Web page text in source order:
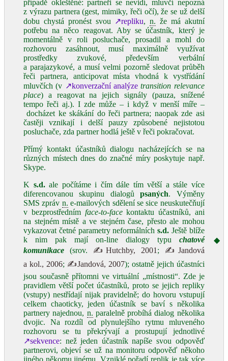
případě okleštěné: partneři se nevidí, mluvčí nepozná
z výrazu partnera (gest, mimiky, řeči očí), že se už delší
dobu chystá pronést svou ↗repliku,n. že má akutní
potřebu na něco reagovat. Aby se účastník, který je
momentálně v roli posluchače, prosadil a mohl do
rozhovoru zasáhnout, musí maximálně využívat
prostředky zvukové, především verbální
a parajazykové, a musí velmi pozorně sledovat průběh
řeči partnera, anticipovat místa vhodná k vystřídání
mluvčích (v ↗konverzační analýze transition relevance
place) a reagovat na jejich signály (pauza, snížené
tempo řeči aj.). I zde může – i když v menší míře –
docházet ke skákání do řeči partnera; naopak zde asi
častěji vznikají i delší pauzy způsobené nejistotou
posluchače, zda partner hodlá ještě v řeči pokračovat.
Přímý kontakt účastníků dialogu nacházejících se na
různých místech dnes do značné míry poskytuje např.
Skype.
K s.d.ale počítáme i čím dále tím větší a stále více
diferencovanou skupinu dialogůpsaných. Výměny
SMS zpráv n. e-mailových sdělení se sice neuskutečňují
v bezprostředním face-to-facekontaktu účastníků, ani
na stejném místě a ve stejném čase, přesto ale mohou
vykazovat četné parametry neformálníchs.d. Ještě blíže
k nim pak mají on-line dialogy typu chatové
komunikace (srov. ✍Hutchby, 2001 ; ✍Jandová
a kol., 2006; ✍Jandová, 2007); ostatně jejich účastníci
jsou současně přítomni ve virtuální „místnosti“. Zde je
pravidlem větší počet účastníků, proto se jejich repliky
(vstupy) nestřídají nijak pravidelně; do hovoru vstupují
celkem chaoticky, jeden účastník se baví s několika
partnery najednou, n. paralelně probíhá dialog několika
dvojic. Na rozdíl od plynulejšího rytmu mluveného
rozhovoru se tu překrývají a prostupují jednotlivé
↗sekvence: než jeden účastník napíše svou odpověď
partnerovi, objeví se už na monitoru odpověď někoho
jiného někomu jinému. Vzniklé pořadí replik je tak více
◆